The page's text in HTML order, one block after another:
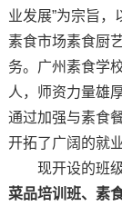
业发展”为宗旨，
素食市场素食厨
务。广州素食学
人，师资力量雄
通过加强与素食
开拓了广阔的就
现开设的班级
菜品培训班、素